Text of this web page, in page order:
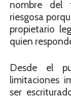
nombre del
riesgosa
propietario
quien
Desde el
limitaciones
ser